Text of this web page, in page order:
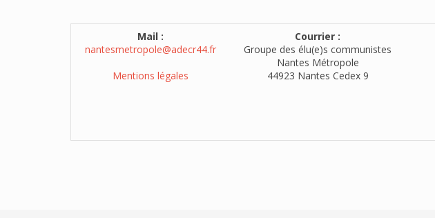
Mail :
nantesmetropole@adecr44.fr
Mentions légales
Courrier :
Groupe des élu(e)s communistes
Nantes Métropole
44923 Nantes Cedex 9